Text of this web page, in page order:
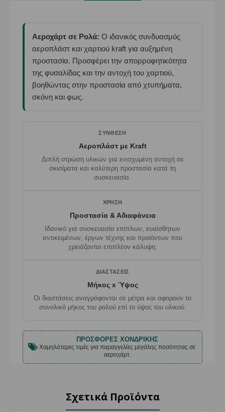
Αεροχάρτ σε Ρολά: Ο ιδανικός συνδυασμός
αεροπλάστ και χαρτιού kraft για αυξημένη
προστασία. Προσφέρει την απορροφητικότητα
της φυσαλίδας και την αντοχή του χαρτιού,
βοηθώντας στην προστασία από χτυπήματα,
σκόνη και φως.
ΣΎΝΘΕΣΗ
Αεροπλάστ με Kraft
Διπλή στρώση υλικών για ενισχυμένη αντοχή σε
σκισίματα και καλύτερη προστασία κατά τη
συσκευασία.
ΧΡΉΣΗ
Προστασία & Αδιαφάνεια
Ιδανικό για συσκευασία επίπλων, ευαίσθητων
αντικειμένων, έργων τέχνης και προϊόντων που
χρειάζονται επιπλέον κάλυψη.
ΔΙΑΣΤΆΣΕΙΣ
Μήκος x Ύψος
Οι διαστάσεις αναγράφονται σε μέτρα και αφορούν το
συνολικό μήκος του ρολού επί το ύψος του υλικού.
ΠΡΟΣΦΟΡΈΣ ΧΟΝΔΡΙΚΉΣ
Χαμηλότερες τιμές για παραγγελίες μεγάλης ποσότητας σε
αεροχάρτ.
Σχετικά Προϊόντα